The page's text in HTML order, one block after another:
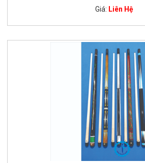
Giá: Liên Hệ